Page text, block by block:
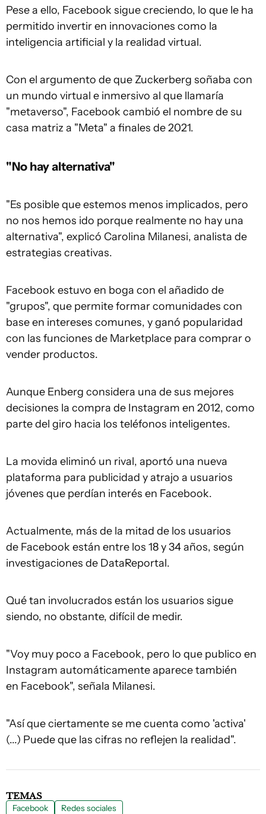
Pese a ello, Facebook sigue creciendo, lo que le ha
permitido invertir en innovaciones como la
inteligencia artificial y la realidad virtual.
Con el argumento de que Zuckerberg soñaba con
un mundo virtual e inmersivo al que llamaría
"metaverso", Facebook cambió el nombre de su
casa matriz a "Meta" a finales de 2021.
"No hay alternativa"
"Es posible que estemos menos implicados, pero
no nos hemos ido porque realmente no hay una
alternativa", explicó Carolina Milanesi, analista de
estrategias creativas.
Facebook estuvo en boga con el añadido de
"grupos", que permite formar comunidades con
base en intereses comunes, y ganó popularidad
con las funciones de Marketplace para comprar o
vender productos.
Aunque Enberg considera una de sus mejores
decisiones la compra de Instagram en 2012, como
parte del giro hacia los teléfonos inteligentes.
La movida eliminó un rival, aportó una nueva
plataforma para publicidad y atrajo a usuarios
jóvenes que perdían interés en Facebook.
Actualmente, más de la mitad de los usuarios
de Facebook están entre los 18 y 34 años, según
investigaciones de DataReportal.
Qué tan involucrados están los usuarios sigue
siendo, no obstante, difícil de medir.
"Voy muy poco a Facebook, pero lo que publico en
Instagram automáticamente aparece también
en Facebook", señala Milanesi.
"Así que ciertamente se me cuenta como 'activa'
(...) Puede que las cifras no reflejen la realidad".
TEMAS
Facebook Redes sociales